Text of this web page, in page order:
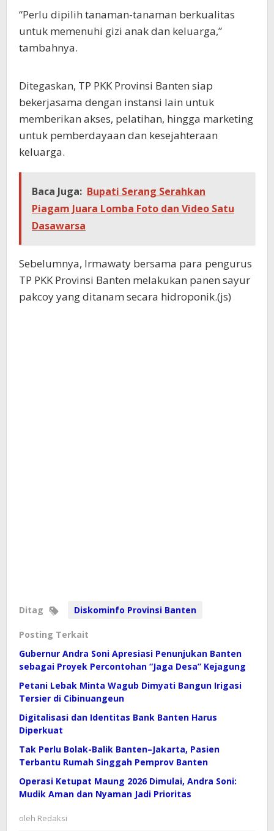
“Perlu dipilih tanaman-tanaman berkualitas
untuk memenuhi gizi anak dan keluarga,”
tambahnya.
Ditegaskan, TP PKK Provinsi Banten siap
bekerjasama dengan instansi lain untuk
memberikan akses, pelatihan, hingga marketing
untuk pemberdayaan dan kesejahteraan
keluarga.
Baca Juga: Bupati Serang Serahkan
Piagam Juara Lomba Foto dan Video Satu
Dasawarsa
Sebelumnya, Irmawaty bersama para pengurus
TP PKK Provinsi Banten melakukan panen sayur
pakcoy yang ditanam secara hidroponik.(js)
Ditag Diskominfo Provinsi Banten
Posting Terkait
Gubernur Andra Soni Apresiasi Penunjukan Banten
sebagai Proyek Percontohan “Jaga Desa” Kejagung
Petani Lebak Minta Wagub Dimyati Bangun Irigasi
Tersier di Cibinuangeun
Digitalisasi dan Identitas Bank Banten Harus
Diperkuat
Tak Perlu Bolak-Balik Banten–Jakarta, Pasien
Terbantu Rumah Singgah Pemprov Banten
Operasi Ketupat Maung 2026 Dimulai, Andra Soni:
Mudik Aman dan Nyaman Jadi Prioritas
oleh Redaksi